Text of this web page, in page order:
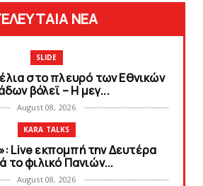
ΝΕΑ
SLIDE
στο πλευρό των Εθνικών
βόλεϊ – H μεγ...
August 08, 2026
KARA TALKS
Live εκπομπή την Δευτέρα
το φιλικό Πανιών...
August 08, 2026